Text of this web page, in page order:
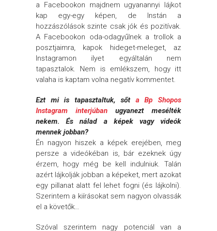
a Facebookon majdnem ugyanannyi lájkot
kap egy-egy képen, de Instán a
hozzászólások szinte csak jók és pozitívak.
A Facebookon oda-odagyűlnek a trollok a
posztjaimra, kapok hideget-meleget, az
Instagramon ilyet egyáltalán nem
tapasztalok. Nem is emlékszem, hogy itt
valaha is kaptam volna negatív kommentet.
Ezt mi is tapasztaltuk, sőt a Bp Shopos
Instagram interjúban ugyanezt mesélték
nekem. És nálad a képek vagy videók
mennek jobban?
Én nagyon hiszek a képek erejében, meg
persze a videókéban is, bár ezeknek úgy
érzem, hogy még be kell indulniuk. Talán
azért lájkolják jobban a képeket, mert azokat
egy pillanat alatt fel lehet fogni (és lájkolni).
Szerintem a kiírásokat sem nagyon olvassák
el a követők…
Szóval szerintem nagy potenciál van a